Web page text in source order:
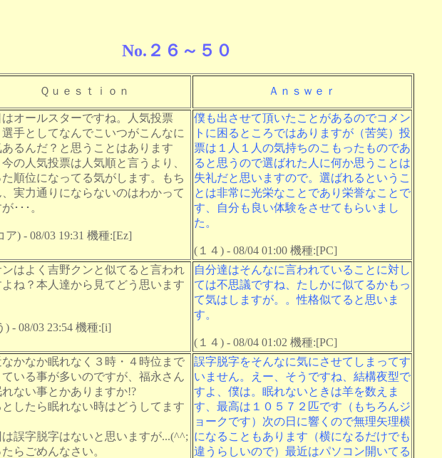
No.２６～５０
Ｑｕｅｓｔｉｏｎ Ａｎｓｗｅｒ
はオールスターですね。人気投票
選手としてなんでこいつがこんなに
あるんだ？と思うことはあります
の人気投票は人気順と言うより、
順位になってる気がします。もち
、実力通りにならないのはわかって
･･･。
ア) - 08/03 19:31 機種:[Ez]
僕も出させて頂いたことがあるのでコメン
トに困るところではありますが（苦笑）投
票は１人１人の気持ちのこもったものであ
ると思うので選ばれた人に何か思うことは
失礼だと思いますので。選ばれるというこ
とは非常に光栄なことであり栄誉なことで
す、自分も良い体験をさせてもらいまし
た。
(１４) - 08/04 01:00 機種:[PC]
はよく吉野クンと似てると言われ
よね？本人達から見てどう思います
) - 08/03 23:54 機種:[i]
自分達はそんなに言われていることに対し
ては不思議ですね、たしかに似てるかもっ
て気はしますが。。性格似てると思いま
す。
(１４) - 08/04 01:02 機種:[PC]
かなか眠れなく３時・４時位まで
ている事が多いのですが、福永さん
れない事とかありますか!?
としたら眠れない時はどうしてます
誤字脱字はないと思いますが...(^^;
らごめんなさい。
誤字脱字をそんなに気にさせてしまってす
いません。えー、そうですね、結構夜型で
すよ、僕は。眠れないときは羊を数えま
す、最高は１０５７２匹です（もちろんジ
ョークです）次の日に響くので無理矢理横
になることもあります（横になるだけでも
違うらしいので）最近はパソコン開いてる